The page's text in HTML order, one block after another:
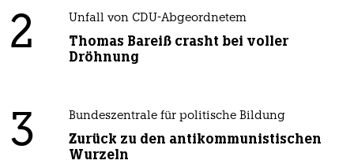
2 Unfall von CDU-Abgeordnetem
Thomas Bareiß crasht bei voller
Dröhnung
3 Bundeszentrale für politische Bildung
Zurück zu den antikommunistischen
Wurzeln